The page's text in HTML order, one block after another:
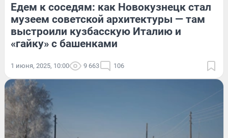
Едем к соседям: как Новокузнецк стал
музеем советской архитектуры — там
выстроили кузбасскую Италию и
«гайку» с башенками
1 июня, 2025, 10:00 9 663 106